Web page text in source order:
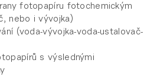
fotopapíru fotochemickým
nebo i vývojka)
(voda-vývojka-voda-ustalovač-
s výslednými